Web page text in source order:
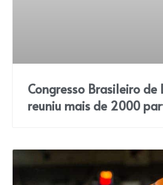
Congresso Brasileiro de
reuniu mais de 2000